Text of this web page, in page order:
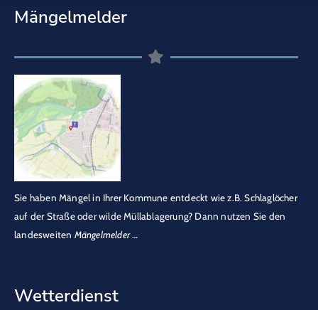
Mängelmelder
Sie haben Mängel in Ihrer Kommune entdeckt wie z.B. Schlaglöcher
auf der Straße oder wilde Müllablagerung? Dann nutzen Sie den
landesweiten Mängelmelder…
Wetterdienst